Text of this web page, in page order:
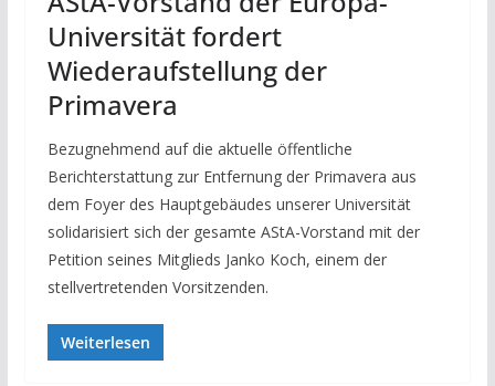
Universität fordert
Wiederaufstellung der
Primavera
Bezugnehmend auf die aktuelle öffentliche
Berichterstattung zur Entfernung der Primavera aus
dem Foyer des Hauptgebäudes unserer Universität
solidarisiert sich der gesamte AStA-Vorstand mit der
Petition seines Mitglieds Janko Koch, einem der
stellvertretenden Vorsitzenden.
Weiterlesen